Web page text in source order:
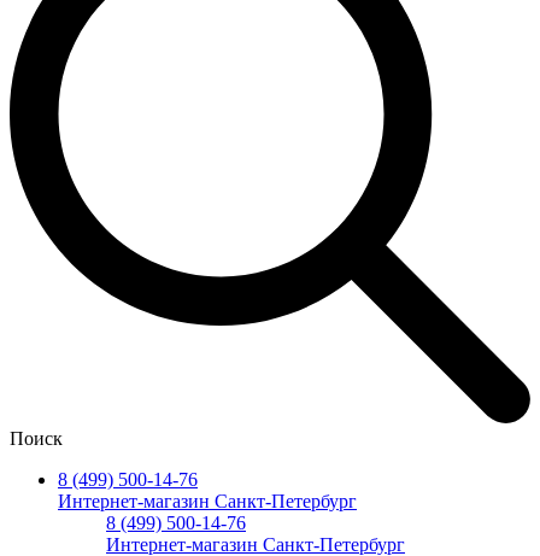
Поиск
8 (499) 500-14-76
Интернет-магазин Санкт-Петербург
8 (499) 500-14-76
Интернет-магазин Санкт-Петербург